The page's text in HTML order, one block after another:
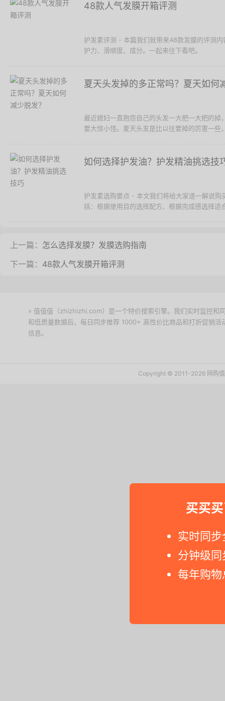
买买
实时同
分钟级
每年购
48款人气发膜开箱评测
护发素评测 - 本篇我们就带来48款发膜的评测
护力、滑顺度、成分。一起来往下看吧。
夏天头发掉的多正常吗？夏天如何
最近媳妇一直抱怨自己的头发一大把一大把的
要大惊小怪。夏天头发是比以往要掉的厉害一些
如何选择护发油？护发精油挑选技
护发素选购要点 - 本文我们将给大家逐一解说
括：根据使用目的选择配方、根据完成感选择
上一篇： 怎么选择发膜？发膜选购指南
下一篇： 48款人气发膜开箱评测
» 值值值（zhizhizhi.com）是一个特价搜索引擎。我们实时监控和
和低质量数据后，每日同步推荐 1000+ 高性价比商品和打折促销
信息。
Copyright © 2011-2026 网购